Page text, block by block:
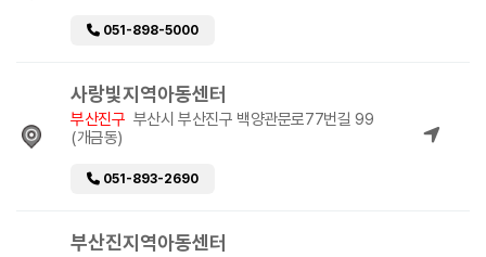
051-898-5000
사랑빛지역아동센터
부산진구 부산시 부산진구 백양관문로77번길 99
(개금동)
051-893-2690
부산진지역아동센터